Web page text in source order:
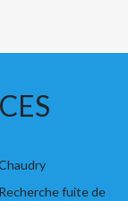
Recherche fuite de